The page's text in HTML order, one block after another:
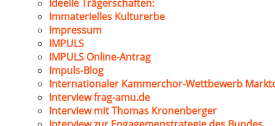
Ideelle Trägerschaften:
Immaterielles Kulturerbe
Impressum
IMPULS
IMPULS Online-Antrag
Impuls-Blog
Internationaler Kammerchor-Wettbewerb
Interview frag-amu.de
Interview mit Thomas Kronenberger